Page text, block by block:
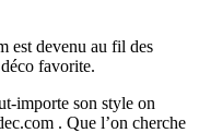
est devenu au fil des
favorite.
importe son style on
. Que l’on cherche